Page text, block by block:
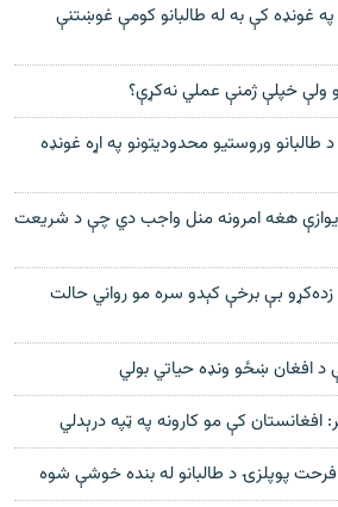
غونډه کې به له طالبانو کومې غوښتنې
ولې خپلې ژمنې عملي نه‌کړې؟
وروستيو محدوديتونو په اړه غونډه
هغه امرونه منل واجب دي چې د شريعت
بې برخې کېدو سره مو رواني حالت
د افغان ښځو ونډه حیاتي بولي
افغانستان کې مو کارونه په ټپه درېدلي
پوپلزۍ د طالبانو له بنده خوشې شوه